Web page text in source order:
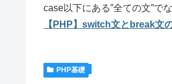
case以下にある”全ての文”で
【PHP】switch文とbreak文
PHP基礎